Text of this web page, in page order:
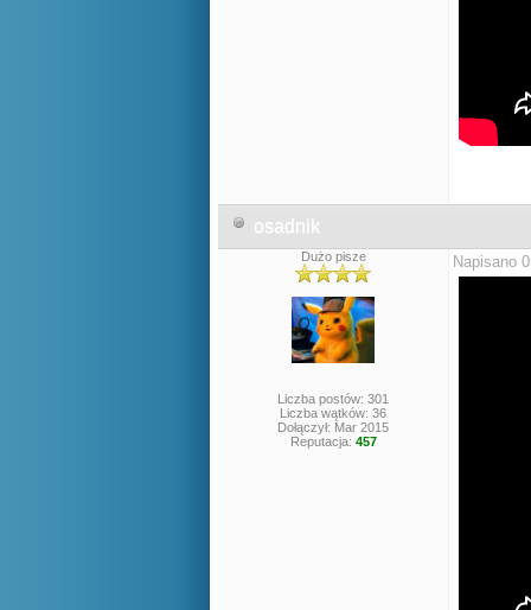
osadnik
Dużo pisze
Liczba postów: 301
Liczba wątków: 36
Dołączył: Mar 2015
Reputacja: 457
Napisano